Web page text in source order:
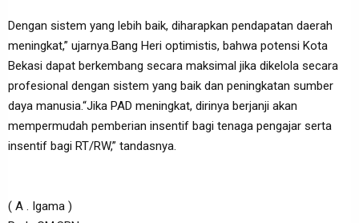
Dengan sistem yang lebih baik, diharapkan pendapatan daerah
meningkat,” ujarnya.Bang Heri optimistis, bahwa potensi Kota
Bekasi dapat berkembang secara maksimal jika dikelola secara
profesional dengan sistem yang baik dan peningkatan sumber
daya manusia.“Jika PAD meningkat, dirinya berjanji akan
mempermudah pemberian insentif bagi tenaga pengajar serta
insentif bagi RT/RW,” tandasnya.
( A . Igama )